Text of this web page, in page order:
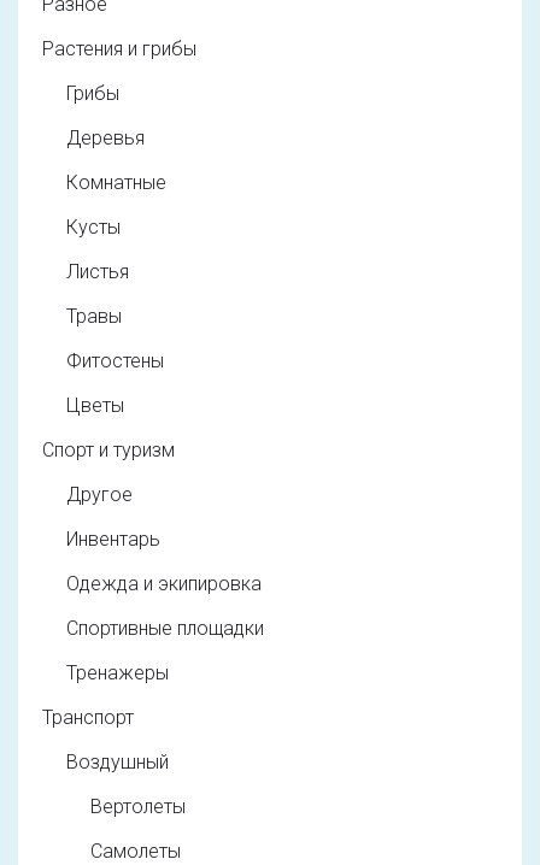
Растения и грибы
Грибы
Деревья
Комнатные
Кусты
Листья
Травы
Фитостены
Цветы
Спорт и туризм
Другое
Инвентарь
Одежда и экипировка
Спортивные площадки
Тренажеры
Транспорт
Воздушный
Вертолеты
Самолеты